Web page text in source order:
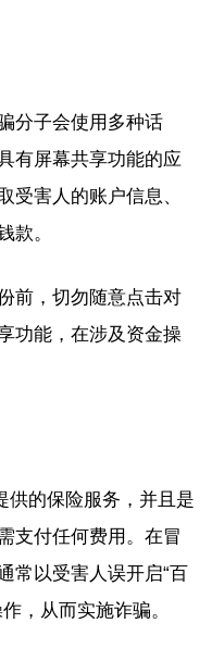
分子会使用多种话
有屏幕共享功能的应
受害人的账户信息、
款。
前，切勿随意点击对
功能，在涉及资金操
供的保险服务，并且是
支付任何费用。在冒
常以受害人误开启“百
，从而实施诈骗。